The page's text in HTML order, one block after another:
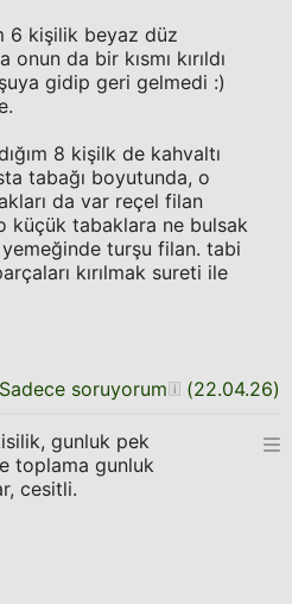
6 kişilik beyaz düz
da bir kısmı kırıldı
gidip geri gelmedi :)
8 kişilk de kahvaltı
tabağı boyutunda, o
da var reçel filan
küçük tabaklara ne bulsak
turşu filan. tabi
kırılmak sureti ile
Sadece soruyorum (22.04.26)
gunluk pek
toplama gunluk
cesitli.